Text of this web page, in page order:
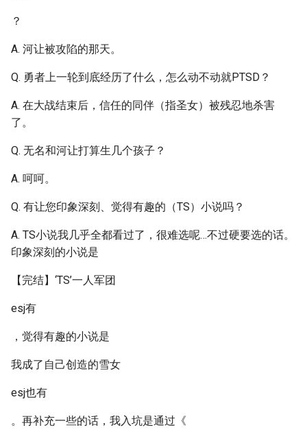
？
A. 河让被攻陷的那天。
Q. 勇者上一轮到底经历了什么，怎么动不动就PTSD？
A. 在大战结束后，信任的同伴（指圣女）被残忍地杀害
了。
Q. 无名和河让打算生几个孩子？
A. 呵呵。
Q. 有让您印象深刻、觉得有趣的（TS）小说吗？
A. TS小说我几乎全都看过了，很难选呢…不过硬要选的话。
印象深刻的小说是
【完结】‘TS’一人军团
esj有
，觉得有趣的小说是
我成了自己创造的雪女
esj也有
。再补充一些的话，我入坑是通过《